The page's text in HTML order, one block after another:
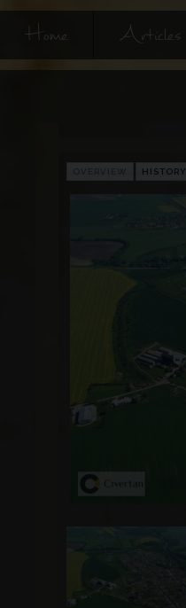
Home Articles
HISTORY